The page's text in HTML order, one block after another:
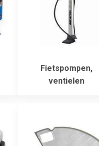
Fietspompen,
ventielen